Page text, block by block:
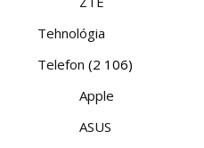
Tehnológia
Telefon (2 106)
Apple
ASUS